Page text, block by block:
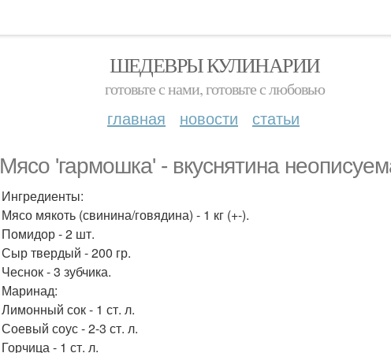
ШЕДЕВРЫ КУЛИНАРИИ
готовьте с нами, готовьте с любовью
главная новости статьи
Мясо 'гармошка' - вкуснятина
Ингредиенты:
Мясо мякоть (свинина/говядина) - 1 кг (+-).
Помидор - 2 шт.
Сыр твердый - 200 гр.
Чеснок - 3 зубчика.
Маринад:
Лимонный сок - 1 ст. л.
Соевый соус - 2-3 ст. л.
Горчица - 1 ст. л.